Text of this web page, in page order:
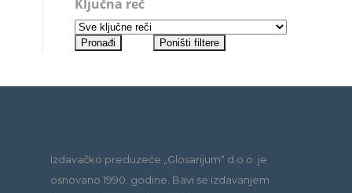
Ključna reč
Izdavačko preduzeće „Glosarijum“ d.o.o. je
osnovano 1990. godine. Bavi se izdavanjem